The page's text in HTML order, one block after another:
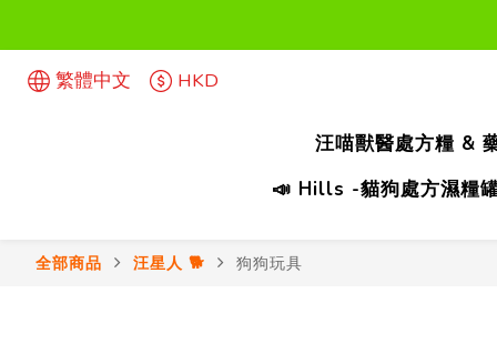
繁體中文 HKD
汪喵獸醫處方糧 &
📣 Hills -貓狗處方濕糧
全部商品 汪星人 🐕 狗狗玩具